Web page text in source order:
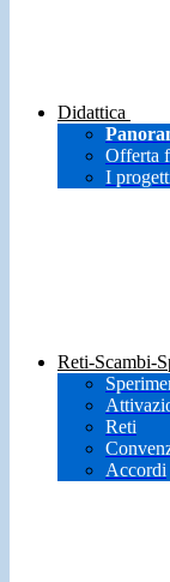
Didattica
Offerta
I
Reti-Scambi-
Reti
Accordi